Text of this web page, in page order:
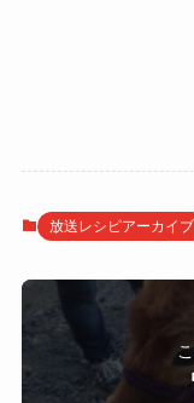
放送レシピアーカイブ